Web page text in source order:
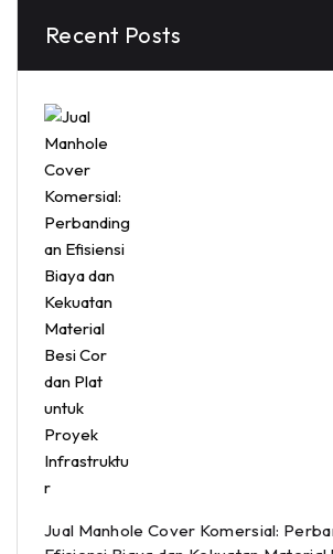
Recent Posts
Jual Manhole Cover Komersial: